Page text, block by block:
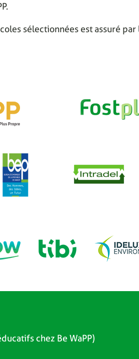
sélectionnées est assuré par
chez Be WaPP)